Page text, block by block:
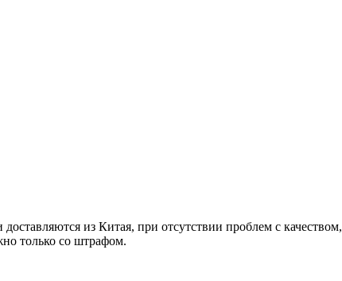
доставляются из Китая, при отсутствии проблем с качеством,
только со штрафом.